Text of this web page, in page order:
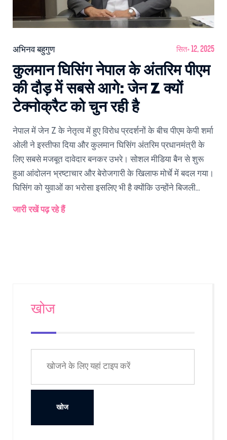
अभिनव बहुगुण सित॰ 12, 2025
कुलमान घिसिंग नेपाल के अंतरिम पीएम
की दौड़ में सबसे आगे: जेन Z क्यों
टेक्नोक्रैट को चुन रही है
नेपाल में जेन Z के नेतृत्व में हुए विरोध प्रदर्शनों के बीच पीएम केपी शर्मा
ओली ने इस्तीफा दिया और कुलमान घिसिंग अंतरिम प्रधानमंत्री के
लिए सबसे मजबूत दावेदार बनकर उभरे। सोशल मीडिया बैन से शुरू
हुआ आंदोलन भ्रष्टाचार और बेरोजगारी के खिलाफ मोर्चे में बदल गया।
घिसिंग को युवाओं का भरोसा इसलिए भी है क्योंकि उन्होंने बिजली
जारी रखें पढ़ रहे हैं
खोज